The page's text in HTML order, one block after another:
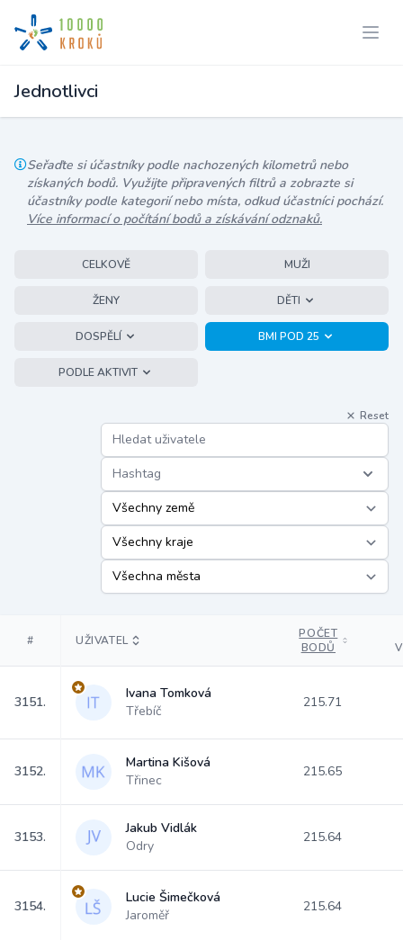
Jednotlivci
Seřaďte si účastníky podle nachozených kilometrů nebo
získaných bodů. Využijte připravených filtrů a zobrazte si
účastníky podle kategorií nebo místa, odkud účastníci pochází.
Více informací o počítání bodů a získávání odznaků.
CELKOVĚ MUŽI
ŽENY DĚTI
DOSPĚLÍ BMI POD 25
PODLE AKTIVIT
Reset
Hashtag
# UŽIVATEL
POČET
BODŮ
3151.
Ivana Tomková
Třebíč
215.71
3152.
Martina Kišová
Třinec
215.65
3153.
Jakub Vidlák
Odry
215.64
3154.
Lucie Šimečková
Jaroměř
215.64